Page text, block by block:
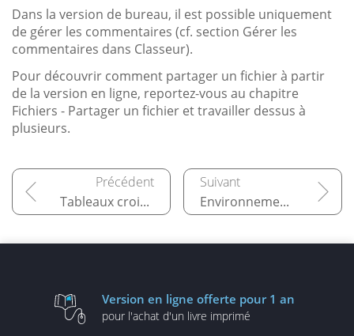
Dans la version de bureau, il est possible uniquement
de gérer les commentaires (cf. section Gérer les
commentaires dans Classeur).
Pour découvrir comment partager un fichier à partir
de la version en ligne, reportez-vous au chapitre
Fichiers - Partager un fichier et travailler dessus à
plusieurs.
Tableaux croisés dynamiques Environnement de Presentation
Version en ligne offerte pour 1 an
pour l'achat d'un livre imprimé